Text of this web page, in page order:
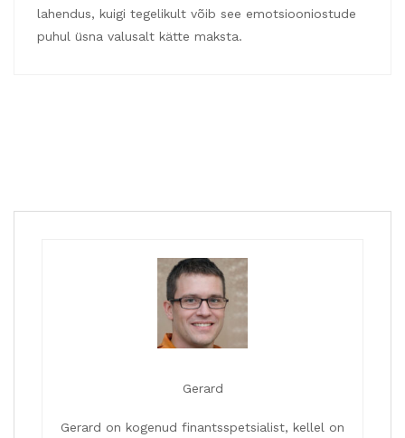
lahendus, kuigi tegelikult võib see emotsiooniostude
puhul üsna valusalt kätte maksta.
Gerard
Gerard on kogenud finantsspetsialist, kellel on